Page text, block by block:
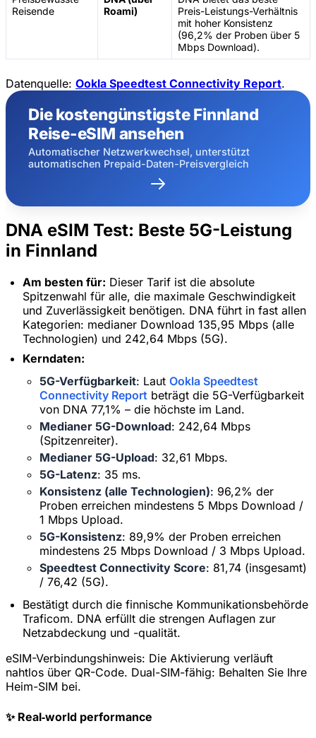
Reisende
Roami)
Preis-Leistungs-Verhältnis
mit hoher Konsistenz
(96,2% der Proben über 5
Mbps Download).
Datenquelle: Ookla Speedtest Connectivity Report.
Die kostengünstigste Finnland
Reise-eSIM ansehen
Automatischer Netzwerkwechsel, unterstützt
automatischen Prepaid-Daten-Preisvergleich
DNA eSIM Test: Beste 5G-Leistung
in Finnland
Am besten für: Dieser Tarif ist die absolute
Spitzenwahl für alle, die maximale Geschwindigkeit
und Zuverlässigkeit benötigen. DNA führt in fast allen
Kategorien: medianer Download 135,95 Mbps (alle
Technologien) und 242,64 Mbps (5G).
Kerndaten:
5G-Verfügbarkeit: Laut Ookla Speedtest
Connectivity Report beträgt die 5G-Verfügbarkeit
von DNA 77,1% – die höchste im Land.
Medianer 5G-Download: 242,64 Mbps
(Spitzenreiter).
Medianer 5G-Upload: 32,61 Mbps.
5G-Latenz: 35 ms.
Konsistenz (alle Technologien): 96,2% der
Proben erreichen mindestens 5 Mbps Download /
1 Mbps Upload.
5G-Konsistenz: 89,9% der Proben erreichen
mindestens 25 Mbps Download / 3 Mbps Upload.
Speedtest Connectivity Score: 81,74 (insgesamt)
/ 76,42 (5G).
Bestätigt durch die finnische Kommunikationsbehörde
Traficom. DNA erfüllt die strengen Auflagen zur
Netzabdeckung und -qualität.
eSIM-Verbindungshinweis: Die Aktivierung verläuft
nahtlos über QR-Code. Dual-SIM-fähig: Behalten Sie Ihre
Heim-SIM bei.
✨ Real‑world performance